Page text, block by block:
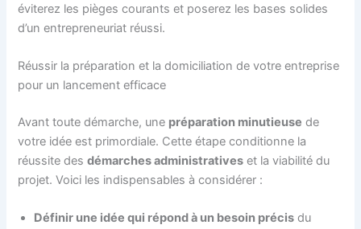
éviterez les pièges courants et poserez les bases solides
d’un entrepreneuriat réussi.
Réussir la préparation et la domiciliation de votre entreprise
pour un lancement efficace
Avant toute démarche, une préparation minutieuse de
votre idée est primordiale. Cette étape conditionne la
réussite desdémarches administratives et la viabilité du
projet. Voici les indispensables à considérer :
Définir une idée qui répond à un besoin précis du